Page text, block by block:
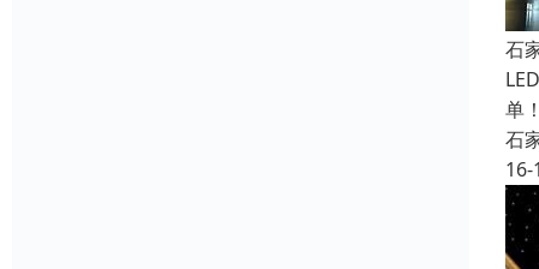
石
单
石
16-